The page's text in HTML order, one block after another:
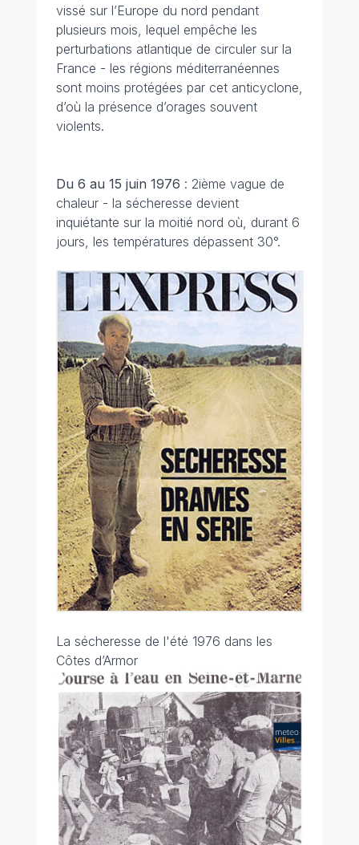
vissé sur l’Europe du nord pendant
plusieurs mois, lequel empêche les
perturbations atlantique de circuler sur la
France - les régions méditerranéennes
sont moins protégées par cet anticyclone,
d’où la présence d’orages souvent
violents.
Du 6 au 15 juin 1976 : 2ième vague de
chaleur - la sécheresse devient
inquiétante sur la moitié nord où, durant 6
jours, les températures dépassent 30°.
La sécheresse de l'été 1976 dans les
Côtes d’Armor